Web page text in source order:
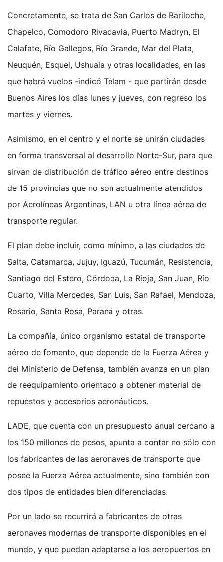
Concretamente, se trata de San Carlos de Bariloche,
Chapelco, Comodoro Rivadavia, Puerto Madryn, El
Calafate, Río Gallegos, Río Grande, Mar del Plata,
Neuquén, Esquel, Ushuaia y otras localidades, en las
que habrá vuelos -indicó Télam - que partirán desde
Buenos Aires los días lunes y jueves, con regreso los
martes y viernes.
Asimismo, en el centro y el norte se unirán ciudades
en forma transversal al desarrollo Norte-Sur, para que
sirvan de distribución de tráfico aéreo entre destinos
de 15 provincias que no son actualmente atendidos
por Aerolíneas Argentinas, LAN u otra línea aérea de
transporte regular.
El plan debe incluir, como mínimo, a las ciudades de
Salta, Catamarca, Jujuy, Iguazú, Tucumán, Resistencia,
Santiago del Estero, Córdoba, La Rioja, San Juan, Río
Cuarto, Villa Mercedes, San Luis, San Rafael, Mendoza,
Rosario, Santa Rosa, Paraná y otras.
La compañía, único organismo estatal de transporte
aéreo de fomento, que depende de la Fuerza Aérea y
del Ministerio de Defensa, también avanza en un plan
de reequipamiento orientado a obtener material de
repuestos y accesorios aeronáuticos.
LADE, que cuenta con un presupuesto anual cercano a
los 150 millones de pesos, apunta a contar no sólo con
los fabricantes de las aeronaves de transporte que
posee la Fuerza Aérea actualmente, sino también con
dos tipos de entidades bien diferenciadas.
Por un lado se recurrirá a fabricantes de otras
aeronaves modernas de transporte disponibles en el
mundo, y que puedan adaptarse a los aeropuertos en